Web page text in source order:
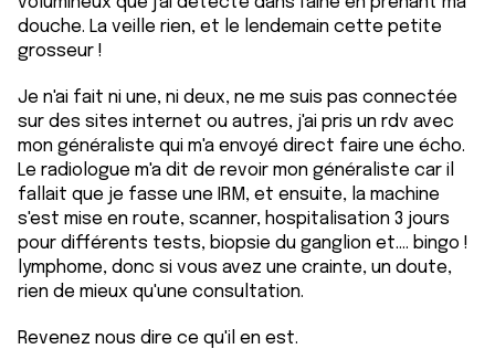
douche. La veille rien, et le lendemain cette petite
grosseur !
Je n'ai fait ni une, ni deux, ne me suis pas connectée
sur des sites internet ou autres, j'ai pris un rdv avec
mon généraliste qui m'a envoyé direct faire une écho.
Le radiologue m'a dit de revoir mon généraliste car il
fallait que je fasse une IRM, et ensuite, la machine
s'est mise en route, scanner, hospitalisation 3 jours
pour différents tests, biopsie du ganglion et.... bingo !
lymphome, donc si vous avez une crainte, un doute,
rien de mieux qu'une consultation.
Revenez nous dire ce qu'il en est.